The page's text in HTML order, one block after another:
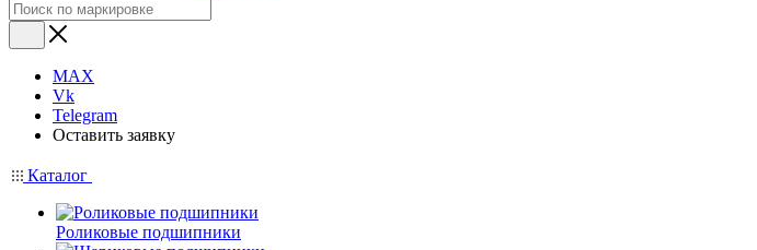
MAX
Vk
Telegram
Оставить заявку
Каталог
Роликовые подшипники